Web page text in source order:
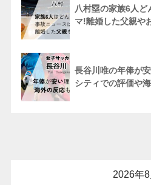
八村塁の家族6人
マ!離婚した父親や
長谷川唯の年俸が
シティでの評価や
2026年8